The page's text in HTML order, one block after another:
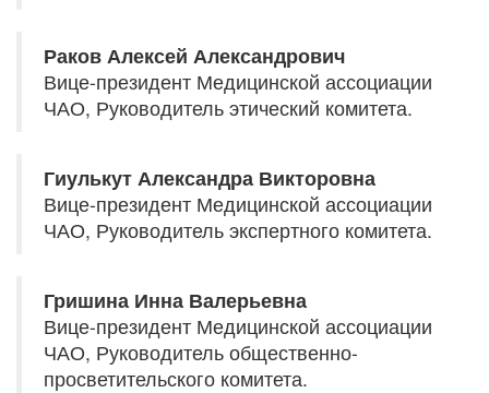
Раков Алексей Александрович
Вице-президент Медицинской ассоциации
ЧАО, Руководитель этический комитета.
Гиулькут Александра Викторовна
Вице-президент Медицинской ассоциации
ЧАО, Руководитель экспертного комитета.
Гришина Инна Валерьевна
Вице-президент Медицинской ассоциации
ЧАО, Руководитель общественно-
просветительского комитета.